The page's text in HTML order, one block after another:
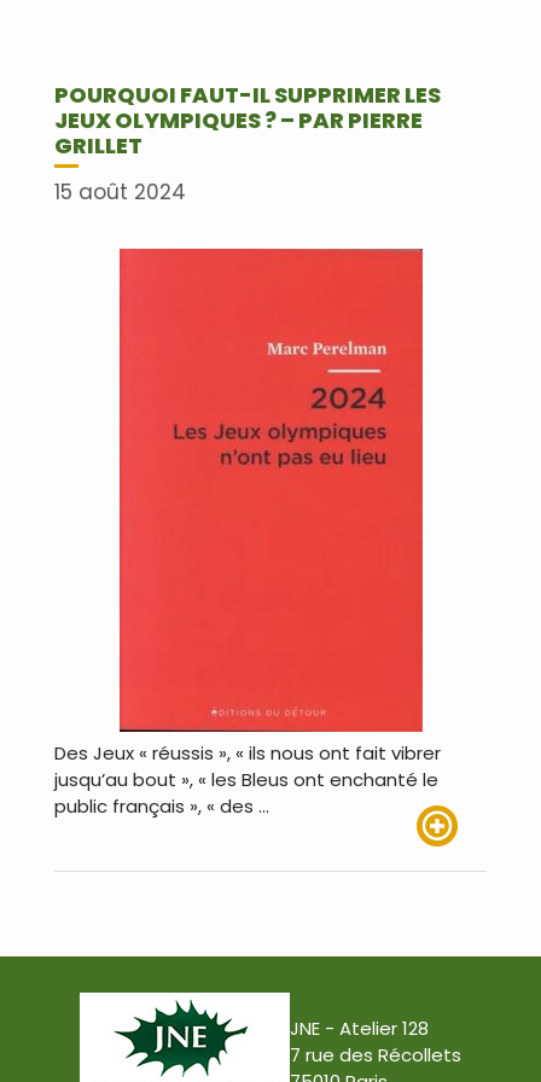
POURQUOI FAUT-IL SUPPRIMER LES
JEUX OLYMPIQUES ? – PAR PIERRE
GRILLET
15 août 2024
Des Jeux « réussis », « ils nous ont fait vibrer
jusqu’au bout », « les Bleus ont enchanté le
public français », « des …
JNE - Atelier 128
7 rue des Récollets